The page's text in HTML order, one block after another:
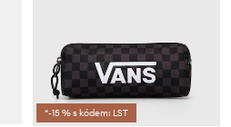
*-15 % s kódem: LST